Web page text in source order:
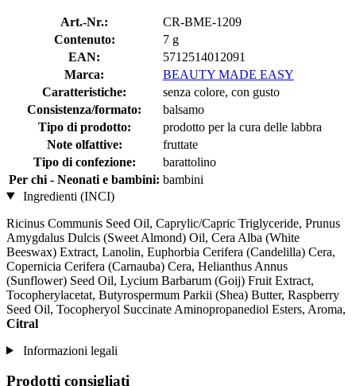
Art.-Nr.:
CR-BME-1209
Contenuto:
7 g
EAN:
5712514012091
Marca:
BEAUTY MADE EASY
Caratteristiche:
senza colore, con gusto
Consistenza/formato:
balsamo
Tipo di prodotto:
prodotto per la cura delle labbra
Note olfattive:
fruttate
Tipo di confezione:
barattolino
Per chi - Neonati e bambini: bambini
Ingredienti (INCI)
Ricinus Communis Seed Oil, Caprylic/Capric Triglyceride, Prunus
Amygdalus Dulcis (Sweet Almond) Oil, Cera Alba (White
Beeswax) Extract, Lanolin, Euphorbia Cerifera (Candelilla) Cera,
Copernicia Cerifera (Carnauba) Cera, Helianthus Annus
(Sunflower) Seed Oil, Lycium Barbarum (Goij) Fruit Extract,
Tocopherylacetat, Butyrospermum Parkii (Shea) Butter, Raspberry
Seed Oil, Tocopheryol Succinate Aminopropanediol Esters, Aroma,
Citral
Informazioni legali
Prodotti consigliati